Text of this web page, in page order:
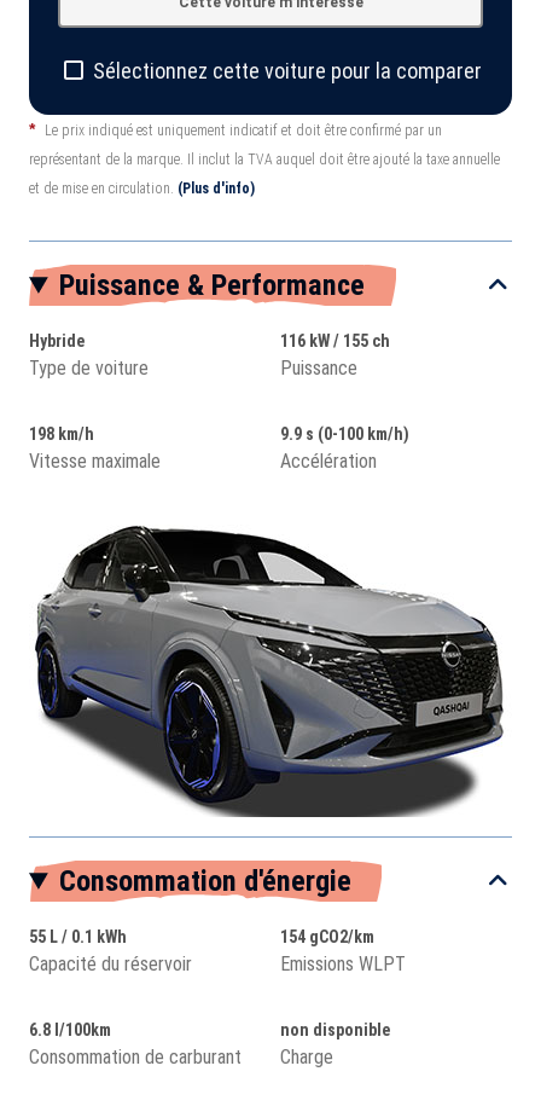
Sélectionnez cette voiture pour la comparer
*
Le prix indiqué est uniquement indicatif et doit être confirmé par un
représentant de la marque. Il inclut la TVA auquel doit être ajouté la taxe annuelle
et de mise en circulation. (Plus d'info)
Puissance & Performance
Hybride
Type de voiture
116 kW / 155 ch
Puissance
198 km/h
Vitesse maximale
9.9 s (0-100 km/h)
Accélération
Consommation d'énergie
55 L / 0.1 kWh
Capacité du réservoir
154 gCO2/km
Emissions WLPT
6.8 l/100km
Consommation de carburant
non disponible
Charge